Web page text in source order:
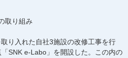
取り組み
り入れた自社3施設の改修工事を行
SNK e-Labo」を開設した。この内の